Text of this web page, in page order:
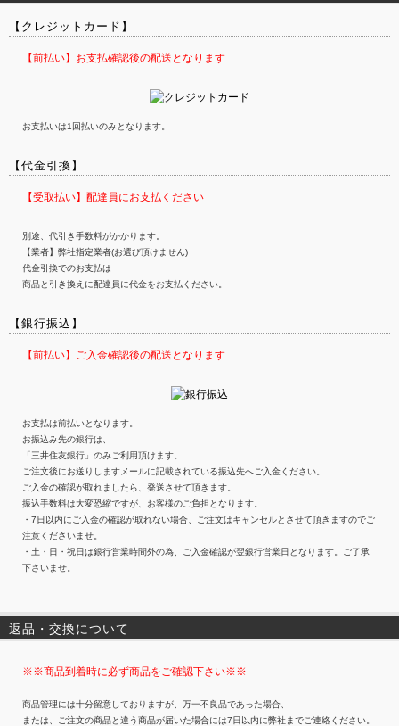
【クレジットカード】
【前払い】お支払確認後の配送となります
お支払いは1回払いのみとなります。
【代金引換】
【受取払い】配達員にお支払ください
別途、代引き手数料がかかります。
【業者】弊社指定業者(お選び頂けません)
代金引換でのお支払は
商品と引き換えに配達員に代金をお支払ください。
【銀行振込】
【前払い】ご入金確認後の配送となります
お支払は前払いとなります。
お振込み先の銀行は、
「三井住友銀行」のみご利用頂けます。
ご注文後にお送りしますメールに記載されている振込先へご入金ください。
ご入金の確認が取れましたら、発送させて頂きます。
振込手数料は大変恐縮ですが、お客様のご負担となります。
・7日以内にご入金の確認が取れない場合、ご注文はキャンセルとさせて頂きますのでご
注意くださいませ。
・土・日・祝日は銀行営業時間外の為、ご入金確認が翌銀行営業日となります。ご了承
下さいませ。
返品・交換について
※※商品到着時に必ず商品をご確認下さい※※
商品管理には十分留意しておりますが、万一不良品であった場合、
または、ご注文の商品と違う商品が届いた場合には7日以内に弊社までご連絡ください。